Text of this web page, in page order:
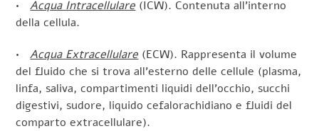
•Acqua Intracellulare (ICW). Contenuta all’interno
della cellula.
•Acqua Extracellulare (ECW). Rappresenta il volume
del fluido che si trova all’esterno delle cellule (plasma,
linfa, saliva, compartimenti liquidi dell’occhio, succhi
digestivi, sudore, liquido cefalorachidiano e fluidi del
comparto extracellulare).